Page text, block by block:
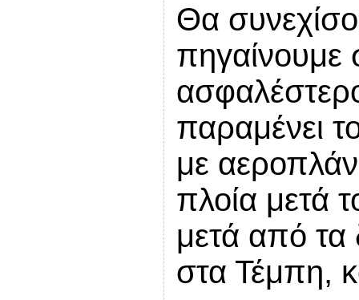
Θα
πηγαίνουμε
παραμένει
με
πλοία μετά
μετά από τα
στα Τέμπη,